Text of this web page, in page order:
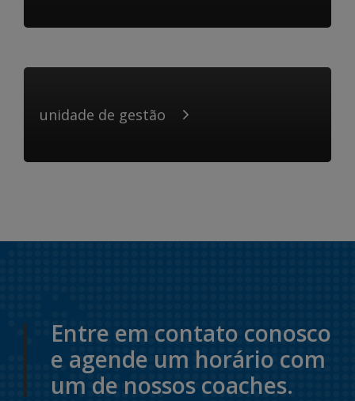
unidade de gestão
Entre em contato conosco
e agende um horário com
um de nossos coaches.